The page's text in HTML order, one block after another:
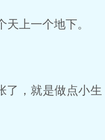
上一个地下。
了，就是做点小生